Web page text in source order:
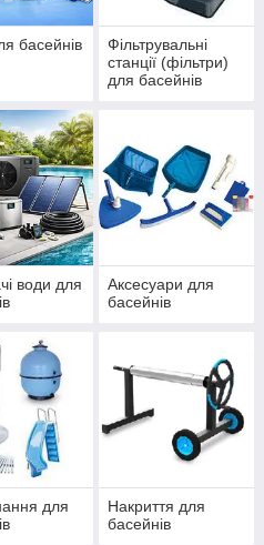
басейнів
Фільтрувальні
станції (фільтри)
для басейнів
води для
Аксесуари для
басейнів
для
Накриття для
басейнів